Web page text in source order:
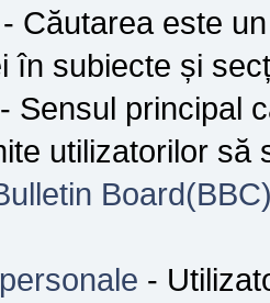
- Căutarea este
în subiecte și
- Sensul principal
utilizatorilor să
-